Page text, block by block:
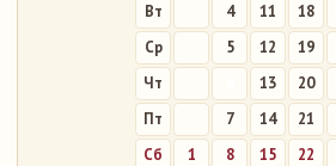
Вт
4 11 18
Ср
5 12 19
Чт
13 20
Пт
7 14 21
Сб
1 8 15 22